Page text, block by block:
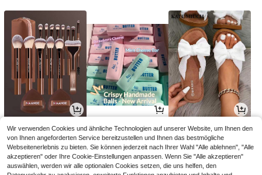
7,58€ 11,18€ 11,39€11,49€
Wir verwenden Cookies und ähnliche Technologien auf unserer Website, um Ihnen den
von Ihnen angeforderten Service bereitzustellen und Ihnen das bestmögliche
Webseitenerlebnis zu bieten. Sie können jederzeit nach Ihrer Wahl "Alle ablehnen", "Alle
akzeptieren" oder Ihre Cookie-Einstellungen anpassen. Wenn Sie "Alle akzeptieren"
auswählen, werden wir alle optionalen Cookies setzen, die uns helfen, den